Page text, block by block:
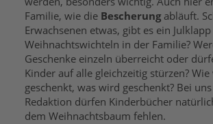
Familie, wie die Bescherung abläuft.
Erwachsenen etwas, gibt es ein
Weihnachtswichteln in der Familie?
Geschenke einzeln überreicht oder
Kinder auf alle gleichzeitig stürzen?
geschenkt, was wird geschenkt? Bei
Redaktion dürfen Kinderbücher
dem Weihnachtsbaum fehlen.